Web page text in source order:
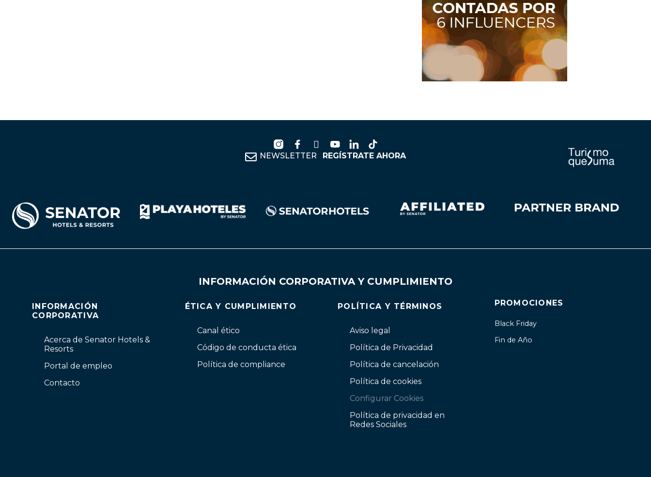
NEWSLETTER REGÍSTRATE AHORA
INFORMACIÓN CORPORATIVA Y CUMPLIMIENTO
INFORMACIÓN
CORPORATIVA
Acerca de Senator Hotels &
Resorts
Portal de empleo
Contacto
ÉTICA Y CUMPLIMIENTO
Canal ético
Código de conducta ética
Política de compliance
POLÍTICA Y TÉRMINOS
Aviso legal
Política de Privacidad
Política de cancelación
Política de cookies
Configurar Cookies
Política de privacidad en
Redes Sociales
PROMOCIONES
Black Friday
Fin de Año